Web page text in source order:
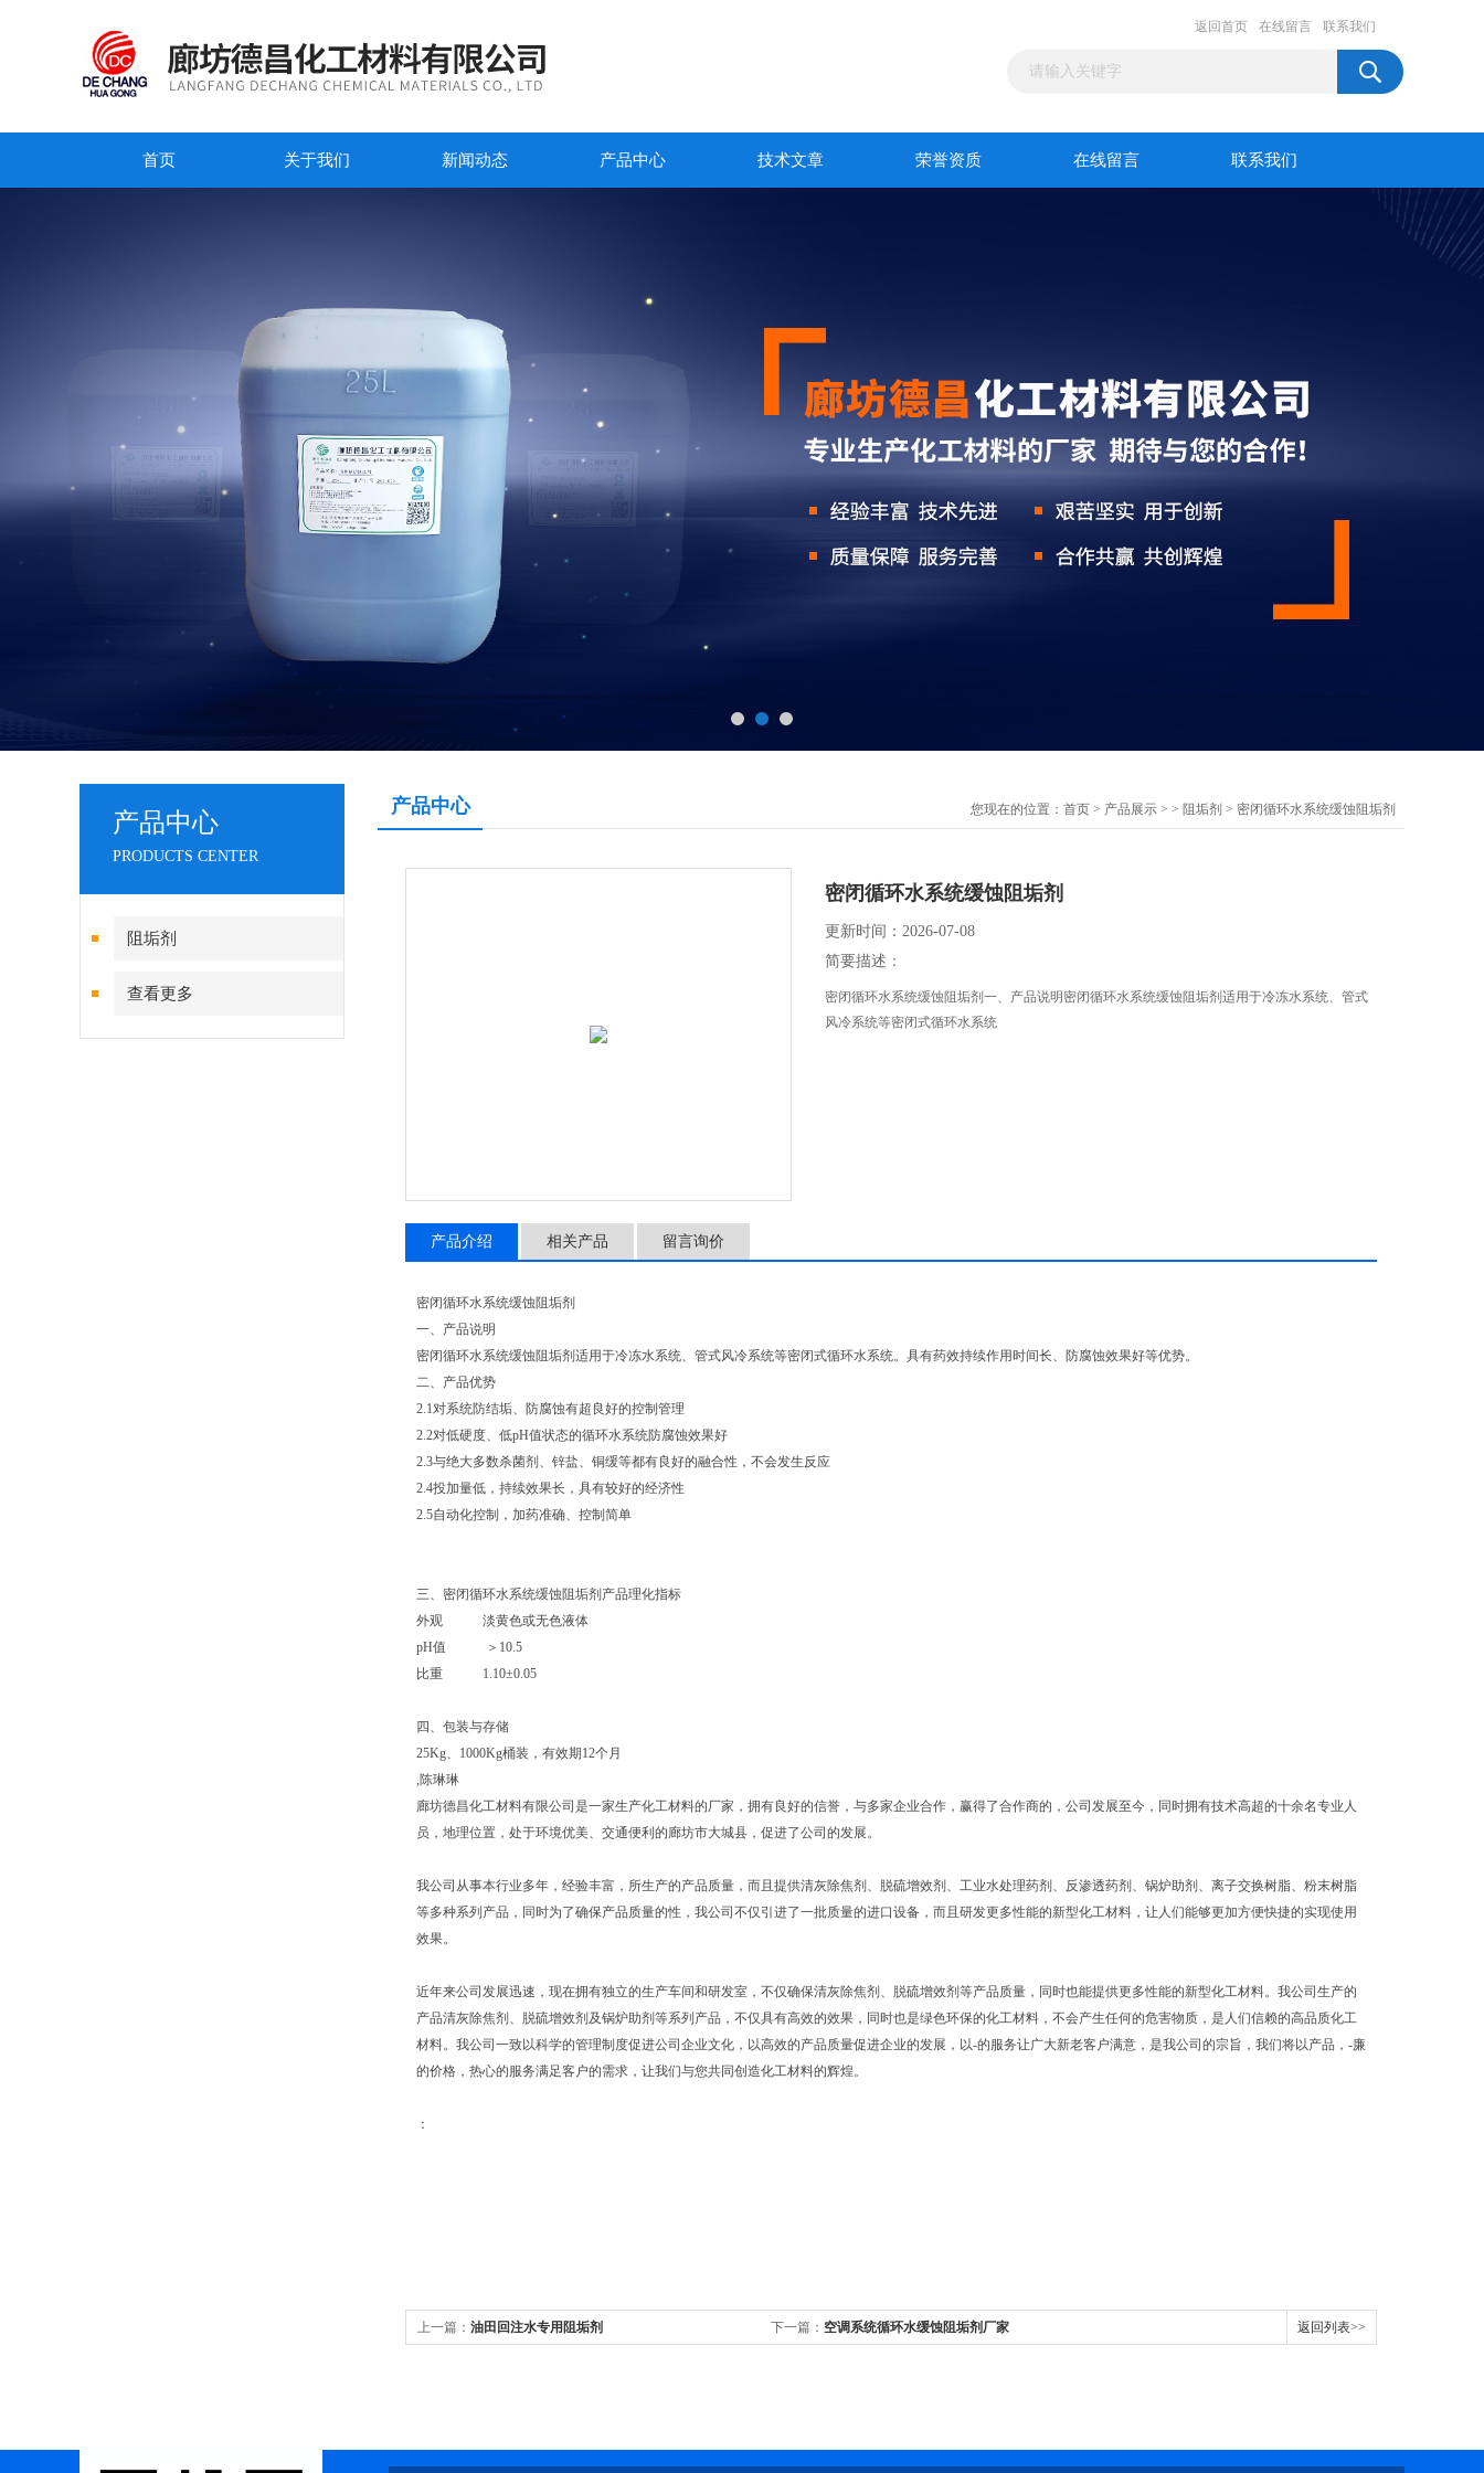
返回首页 在线留言 联系我们
首页 关于我们 新闻动态 产品中心 技术文章 荣誉资质 在线留言 联系我们
产品中心
PRODUCTS CENTER
阻垢剂
查看更多
产品中心 您现在的位置： 首页 > 产品展示 > > 阻垢剂 > 密闭循环水系统缓蚀阻垢剂
密闭循环水系统缓蚀阻垢剂
更新时间：2026-07-08
简要描述：
密闭循环水系统缓蚀阻垢剂一、产品说明密闭循环水系统缓蚀阻垢剂适用于冷冻水系统、管式
风冷系统等密闭式循环水系统
产品介绍 相关产品 留言询价
密闭循环水系统缓蚀阻垢剂
一、产品说明
密闭循环水系统缓蚀阻垢剂适用于冷冻水系统、管式风冷系统等密闭式循环水系统。具有药效持续作用时间长、防腐蚀效果好等优势。
二、产品优势
2.1对系统防结垢、防腐蚀有超良好的控制管理
2.2对低硬度、低pH值状态的循环水系统防腐蚀效果好
2.3与绝大多数杀菌剂、锌盐、铜缓等都有良好的融合性，不会发生反应
2.4投加量低，持续效果长，具有较好的经济性
2.5自动化控制，加药准确、控制简单
三、密闭循环水系统缓蚀阻垢剂产品理化指标
外观 淡黄色或无色液体
pH值 ＞10.5
比重 1.10±0.05
四、包装与存储
25Kg、1000Kg桶装，有效期12个月
,陈琳琳
廊坊德昌化工材料有限公司是一家生产化工材料的厂家，拥有良好的信誉，与多家企业合作，赢得了合作商的，公司发展至今，同时拥有技术高超的十余名专业人
员，地理位置，处于环境优美、交通便利的廊坊市大城县，促进了公司的发展。
我公司从事本行业多年，经验丰富，所生产的产品质量，而且提供清灰除焦剂、脱硫增效剂、工业水处理药剂、反渗透药剂、锅炉助剂、离子交换树脂、粉末树脂
等多种系列产品，同时为了确保产品质量的性，我公司不仅引进了一批质量的进口设备，而且研发更多性能的新型化工材料，让人们能够更加方便快捷的实现使用
效果。
近年来公司发展迅速，现在拥有独立的生产车间和研发室，不仅确保清灰除焦剂、脱硫增效剂等产品质量，同时也能提供更多性能的新型化工材料。我公司生产的
产品清灰除焦剂、脱硫增效剂及锅炉助剂等系列产品，不仅具有高效的效果，同时也是绿色环保的化工材料，不会产生任何的危害物质，是人们信赖的高品质化工
材料。我公司一致以科学的管理制度促进公司企业文化，以高效的产品质量促进企业的发展，以-的服务让广大新老客户满意，是我公司的宗旨，我们将以产品，-廉
的价格，热心的服务满足客户的需求，让我们与您共同创造化工材料的辉煌。
：
上一篇： 油田回注水专用阻垢剂 下一篇： 空调系统循环水缓蚀阻垢剂厂家 返回列表>>